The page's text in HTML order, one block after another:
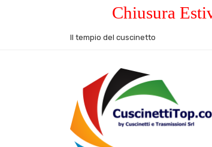
Chiusura
Il tempio del cuscinetto